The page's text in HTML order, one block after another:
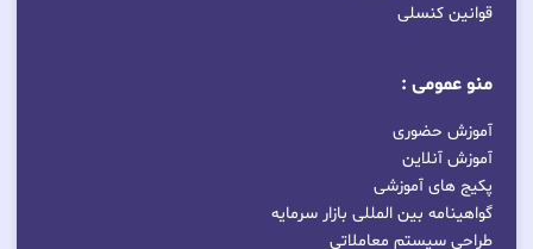
قوانین کنسلی
منو عمومی :
آموزش حضوری
آموزش آنلاین
پکیج های آموزشی
گواهینامه بین المللی بازار سرمایه
طراحی سیستم معاملاتی